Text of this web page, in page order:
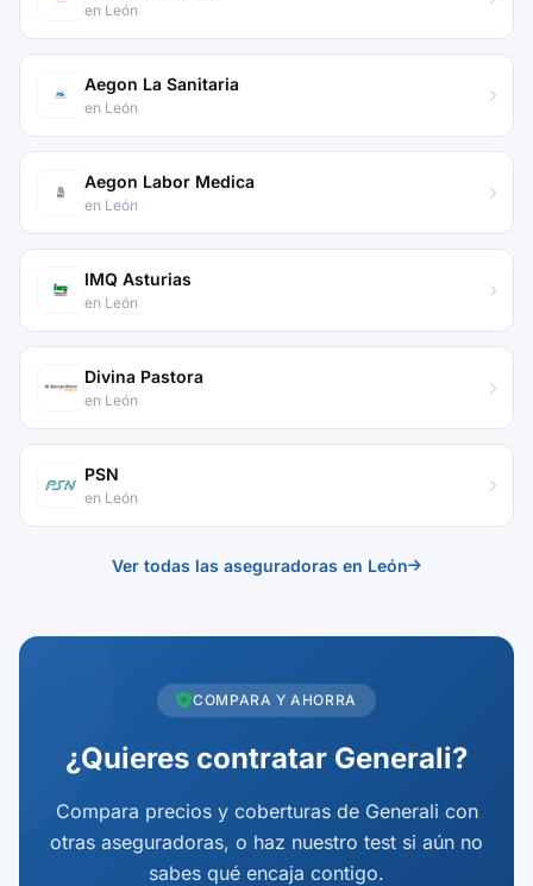
en León
Aegon La Sanitaria
en León
Aegon Labor Medica
en León
IMQ Asturias
en León
Divina Pastora
en León
PSN
en León
Ver todas las aseguradoras en León
COMPARA Y AHORRA
¿Quieres contratar Generali?
Compara precios y coberturas de Generali con
otras aseguradoras, o haz nuestro test si aún no
sabes qué encaja contigo.